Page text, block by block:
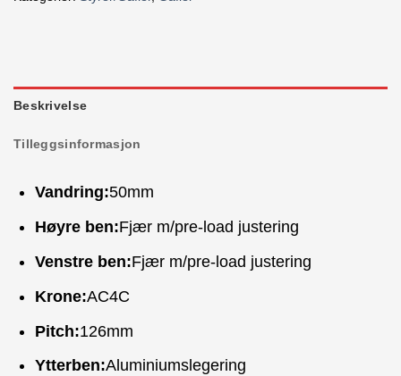
Beskrivelse
Tilleggsinformasjon
Vandring:50mm
Høyre ben:Fjær m/pre-load justering
Venstre ben:Fjær m/pre-load justering
Krone:AC4C
Pitch:126mm
Ytterben:Aluminiumslegering